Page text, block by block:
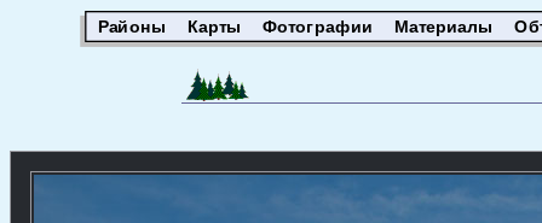
Районы Карты Фотографии Материалы